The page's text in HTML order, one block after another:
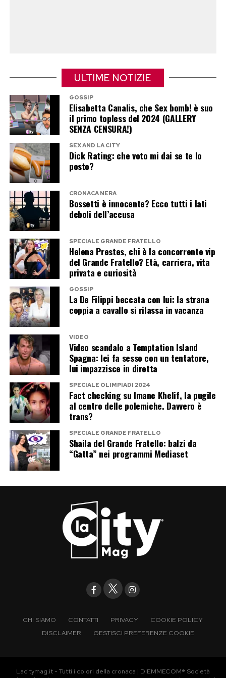
Post Views: 203
ULTIME NOTIZIE
GOSSIP
Elisabetta Canalis, che Sex bomb! è suo
il primo topless del 2024 (GALLERY
SENZA CENSURA!)
SEX AND LA CITY
Dick Rating: che voto mi dai se te lo
posto?
CRONACA NERA
Bossetti è innocente? Ecco tutti i lati
deboli dell’accusa
SPECIALE GRANDE FRATELLO
Helena Prestes, chi è la concorrente vip
del Grande Fratello? Età, carriera, vita
privata e curiosità
GOSSIP
La De Filippi beccata con lui: la strana
coppia a cavallo si rilassa in vacanza
VIDEO
Video scandalo a Temptation Island
Spagna: lei fa sesso con un tentatore,
lui impazzisce in diretta
SPECIALE OLIMPIADI 2024
Fact checking su Imane Khelif, la pugile
al centro delle polemiche. Davvero è
trans?
SPECIALE GRANDE FRATELLO
Shaila del Grande Fratello: balzi da
“Gatta” nei programmi Mediaset
CHI SIAMO CONTATTI PRIVACY
COOKIE POLICY
DISCLAIMER
GESTISCI PREFERENZE COOKIE
Lacitymag.it - Tutti i colori della cronaca | DIEMMECOM® Società